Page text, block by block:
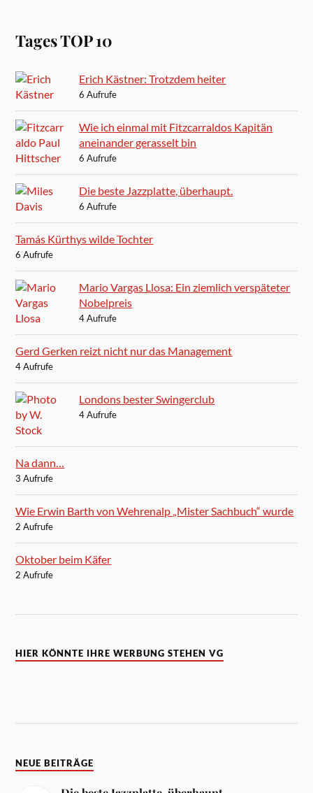
Tages TOP 10
Erich Kästner: Trotzdem heiter
6 Aufrufe
Wie ich einmal mit Fitzcarraldos Kapitän
aneinander gerasselt bin
6 Aufrufe
Die beste Jazzplatte, überhaupt.
6 Aufrufe
Tamás Kürthys wilde Tochter
6 Aufrufe
Mario Vargas Llosa: Ein ziemlich verspäteter
Nobelpreis
4 Aufrufe
Gerd Gerken reizt nicht nur das Management
4 Aufrufe
Londons bester Swingerclub
4 Aufrufe
Na dann…
3 Aufrufe
Wie Erwin Barth von Wehrenalp „Mister Sachbuch“ wurde
2 Aufrufe
Oktober beim Käfer
2 Aufrufe
HIER KÖNNTE IHRE WERBUNG STEHEN VG
NEUE BEITRÄGE